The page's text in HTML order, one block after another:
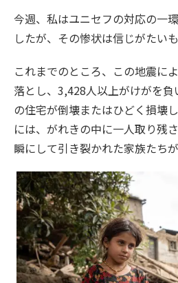
今週、私はユニセフの対応の一
したが、その惨状は信じがたいも
これまでのところ、この地震に
落とし、3,428人以上がけがを
の住宅が倒壊またはひどく損壊
には、がれきの中に一人取り残
瞬にして引き裂かれた家族たち